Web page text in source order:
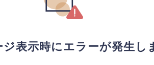
表示時にエラーが発生し